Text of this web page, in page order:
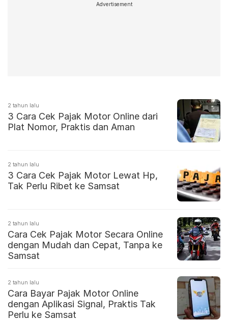
Advertisement
2 tahun lalu
3 Cara Cek Pajak Motor Online dari
Plat Nomor, Praktis dan Aman
2 tahun lalu
3 Cara Cek Pajak Motor Lewat Hp,
Tak Perlu Ribet ke Samsat
2 tahun lalu
Cara Cek Pajak Motor Secara Online
dengan Mudah dan Cepat, Tanpa ke
Samsat
2 tahun lalu
Cara Bayar Pajak Motor Online
dengan Aplikasi Signal, Praktis Tak
Perlu ke Samsat